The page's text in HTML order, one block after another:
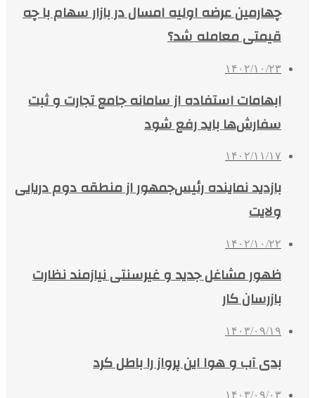
چهارمین عرضه اولیه امسال در بازار سهام با چه
قیمتی معامله شد؟
۱۴۰۲/۱۰/۲۳
ابهامات استفاده از سامانه جامع تجارت و ثبت
سفارش‌ها باید رفع شود
۱۴۰۲/۱۱/۱۷
بازدید نماینده رئیس‌جمهور از منطقه دوم دریایی
ولایت
۱۴۰۲/۱۰/۲۲
ظهور مشاغل جدید و غیرسنتی نیازمند نظارت
بازرسان کار
۱۴۰۳/۰۹/۱۹
بدی آب و هوا این پرواز را باطل کرد
۱۴۰۳/۰۹/۰۳